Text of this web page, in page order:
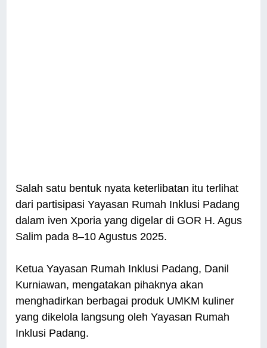
Salah satu bentuk nyata keterlibatan itu terlihat
dari partisipasi Yayasan Rumah Inklusi Padang
dalam iven Xporia yang digelar di GOR H. Agus
Salim pada 8–10 Agustus 2025.
Ketua Yayasan Rumah Inklusi Padang, Danil
Kurniawan, mengatakan pihaknya akan
menghadirkan berbagai produk UMKM kuliner
yang dikelola langsung oleh Yayasan Rumah
Inklusi Padang.